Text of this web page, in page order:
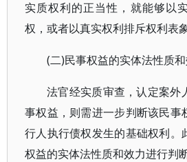
实质权利的正当性，就能够以
权，或者以真实权利排斥权利表
(二)民事权益的实体法性质
法官经实质审查，认定案外
事权益，则需进一步判断该民事
行人执行债权发生的基础权利。
权益的实体法性质和效力进行判